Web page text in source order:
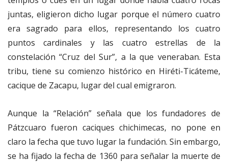
juntas, eligieron dicho lugar porque el número cuatro
era sagrado para ellos, representando los cuatro
puntos cardinales y las cuatro estrellas de la
constelación “Cruz del Sur”, a la que veneraban. Esta
tribu, tiene su comienzo histórico en Hiréti-Ticáteme,
cacique de Zacapu, lugar del cual emigraron.
Aunque la “Relación” señala que los fundadores de
Pátzcuaro fueron caciques chichimecas, no pone en
claro la fecha que tuvo lugar la fundación. Sin embargo,
se ha fijado la fecha de 1360 para señalar la muerte de